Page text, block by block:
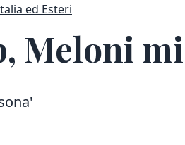
ed Esteri
Meloni